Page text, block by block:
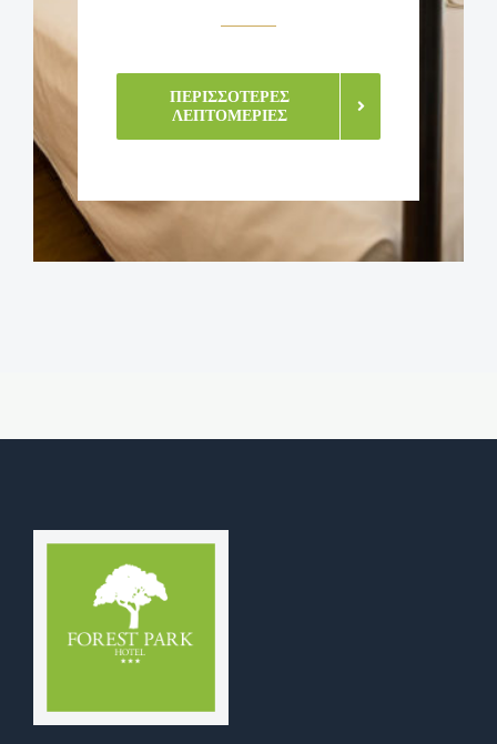
ΠΕΡΙΣΣΌΤΕΡΕΣ
ΛΕΠΤΟΜΈΡΙΕΣ